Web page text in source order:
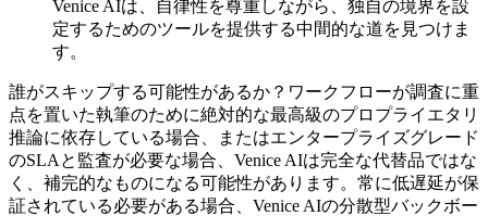
Venice AIは、自律性を尊重しながら、独自の境界を設
定するためのツールを提供する中間的な道を見つけま
す。
誰がスキップする可能性があるか？ワークフローが調査に重
点を置いた執筆のために絶対的な最高級のプロプライエタリ
推論に依存している場合、またはエンタープライズグレード
のSLAと監査が必要な場合、Venice AIは完全な代替品ではな
く、補完的なものになる可能性があります。常に低遅延が保
証されている必要がある場合、Venice AIの分散型バックボー